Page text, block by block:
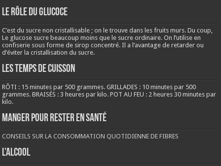
LE RÔLE DU GLUCOCE
C’est du sucre non cristallisable ; on le trouve dans les fruits murs. Du coup,
Le glucose sucre beaucoup moins que le sucre ordinaire. On l’utilise en
confiserie sous forme de sirop concentré. Il a l’avantage de retarder ou
d’éviter la cristallisation du sucre.
LES TEMPS DE CUISSON
RÔTI : 15 minutes par 500 grammes. GRILLADES : 10 minutes par 500
grammes. BRAISÉS : 3 heures par kilo. POT AU FEU : 2 heures 30 minutes par
kilo.
Manger pour rester en santé
CONSEILS SUR LA CONSOMMATION QUOTIDIENNE DE FIBRES
L’ALCOOL